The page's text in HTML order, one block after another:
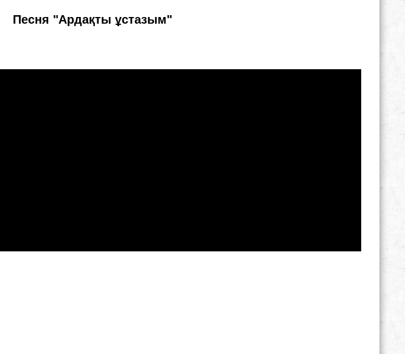
Песня "Ардақты ұстазым"